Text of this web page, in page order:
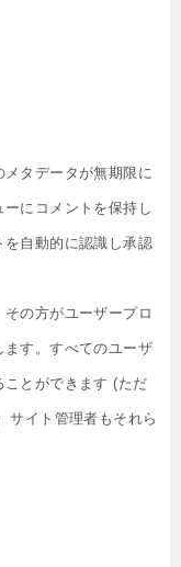
タデータが無期限に
にコメントを保持し
自動的に認識し承認
の方がユーザープロ
す。すべてのユーザ
ことができます (ただ
サイト管理者もそれら